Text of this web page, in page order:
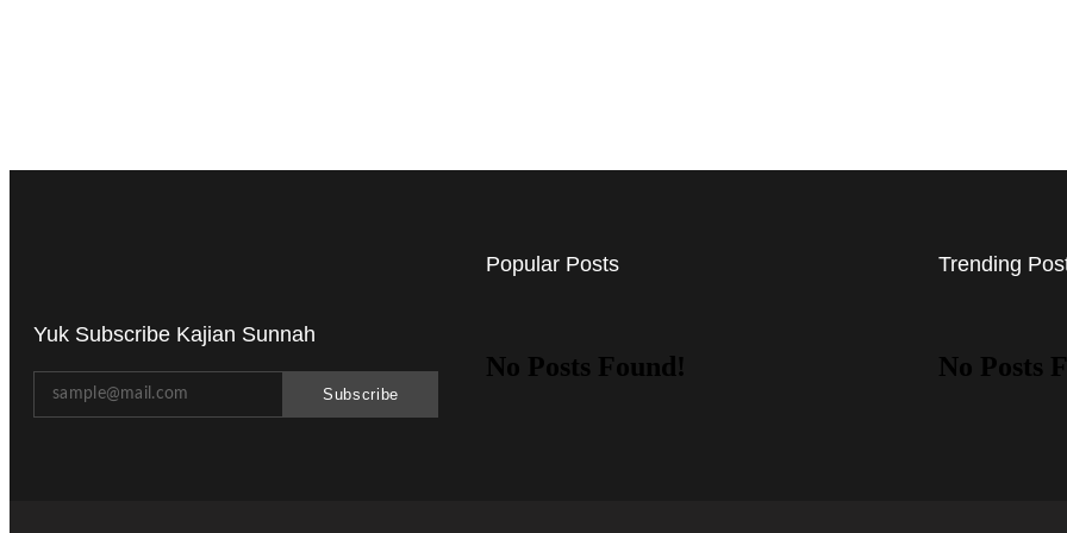
Yuk Subscribe Kajian Sunnah
Subscribe
Popular Posts
No Posts Found!
Trending
No Posts